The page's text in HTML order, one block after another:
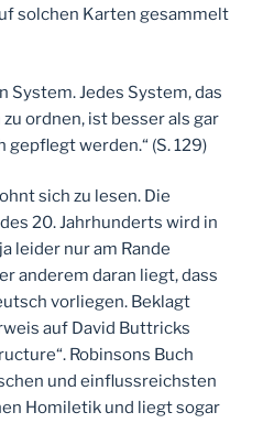
solchen Karten gesammelt
System. Jedes System, das
ordnen, ist besser als gar
gepflegt werden.“ (S. 129)
sich zu lesen. Die
20. Jahrhunderts wird in
leider nur am Rande
anderem daran liegt, dass
vorliegen. Beklagt
auf David Buttricks
Robinsons Buch
und einflussreichsten
Homiletik und liegt sogar